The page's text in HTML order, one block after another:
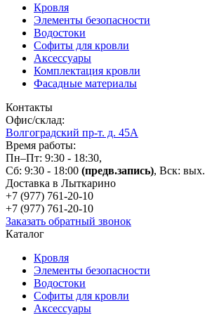
Кровля
Элементы безопасности
Водостоки
Софиты для кровли
Аксессуары
Комплектация кровли
Фасадные материалы
Контакты
Офис/склад:
Волгоградский пр-т. д. 45А
Время работы:
Пн–Пт: 9:30 - 18:30,
Сб: 9:30 - 18:00 (предв.запись), Вск: вых.
Доставка в Лыткарино
+7 (977) 761-20-10
+7 (977) 761-20-10
Заказать обратный звонок
Каталог
Кровля
Элементы безопасности
Водостоки
Софиты для кровли
Аксессуары